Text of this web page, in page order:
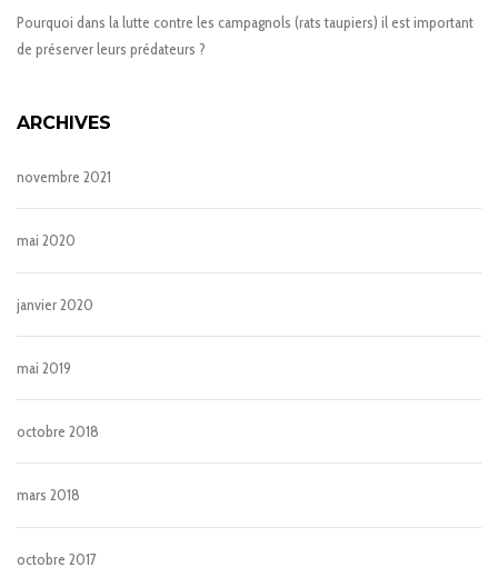
Pourquoi dans la lutte contre les campagnols (rats taupiers) il est important
de préserver leurs prédateurs ?
ARCHIVES
novembre 2021
mai 2020
janvier 2020
mai 2019
octobre 2018
mars 2018
octobre 2017